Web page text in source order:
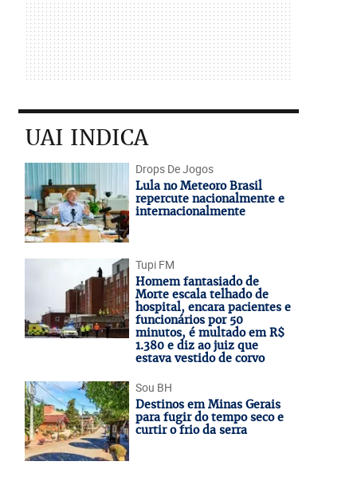
UAI INDICA
Drops De Jogos
Lula no Meteoro Brasil
repercute nacionalmente e
internacionalmente
Tupi FM
Homem fantasiado de
Morte escala telhado de
hospital, encara pacientes e
funcionários por 50
minutos, é multado em R$
1.380 e diz ao juiz que
estava vestido de corvo
Sou BH
Destinos em Minas Gerais
para fugir do tempo seco e
curtir o frio da serra